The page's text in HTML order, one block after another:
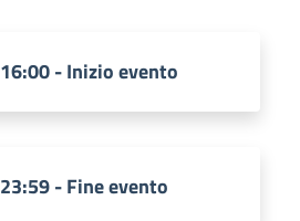
16:00 - Inizio evento
23:59 - Fine evento